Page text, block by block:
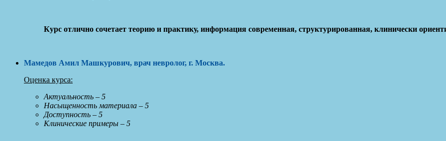
Курс отлично сочетает теорию и практику, информация современная, структурированная, клинически
Мамедов Амил Машкурович, врач невролог, г. Москва.
Оценка курса:
Актуальность – 5
Насыщенность материала – 5
Доступность – 5
Клинические примеры – 5